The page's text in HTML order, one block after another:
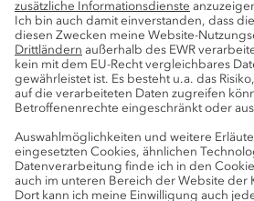
Wir unterstützen Dich
Unterlagen überzeugend
und geben Dir hilfreiche
Bewerbungstipps.